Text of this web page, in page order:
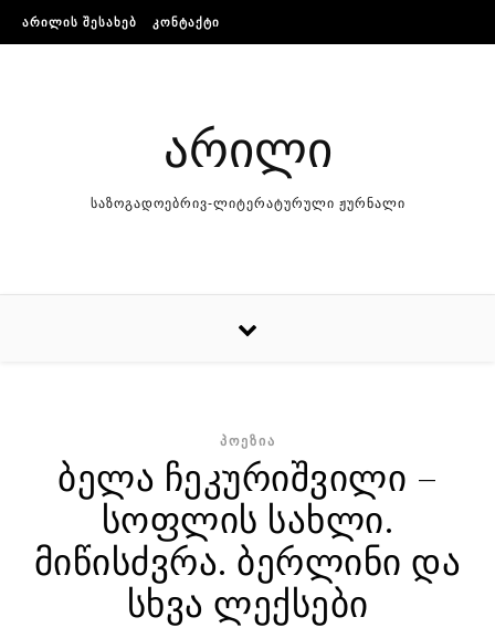
Skip to content
ᲐᲠᲘᲚᲘᲡ ᲨᲔᲡᲐᲮᲔᲑ ᲙᲝᲜᲢᲐᲥᲢᲘ
არილი
საზოგადოებრივ-ლიტერატურული ჟურნალი
ᲞᲝᲔᲖᲘᲐ
ბელა ჩეკურიშვილი –
სოფლის სახლი.
მიწისძვრა. ბერლინი და
სხვა ლექსები